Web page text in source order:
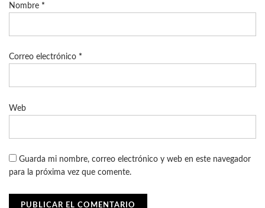
Nombre *
Correo electrónico *
Web
Guarda mi nombre, correo electrónico y web en este navegador
para la próxima vez que comente.